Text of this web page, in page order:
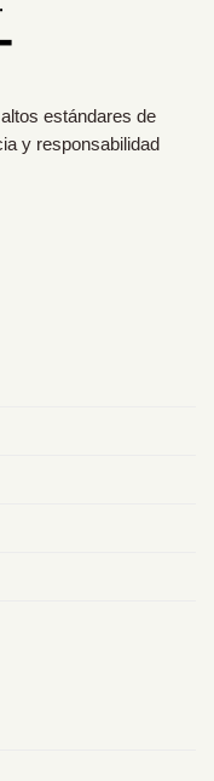
estándares de
y responsabilidad